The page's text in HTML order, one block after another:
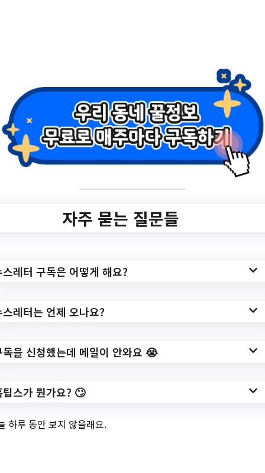
간 추가/ 변경 등)
(6.16 수정)
✅ 지원 소식 상세 보기 ▼
https://ddmhfc.familynet.or.kr/center/lay1/b
article_seq=142348&cpage=1&rows=10&
condition=&keyword=
3. 제2회 <서울생활예
술페스티벌> 참가
기반) 공개 모집
자주 묻는 질문들
스레터 구독은 어떻게 해요?
스레터는 언제 오나요?
독을 신청했는데 메일이 안와요 😭
팁스가 뭔가요? 🙄
하루 동안 보지 않을래요.